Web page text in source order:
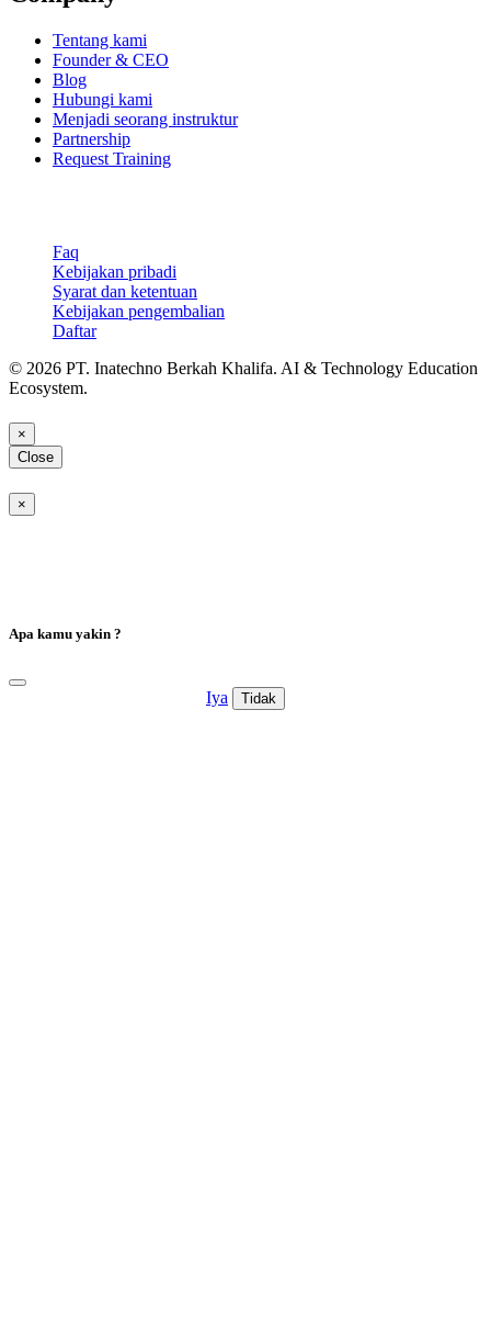
Tentang kami
Founder & CEO
Blog
Hubungi kami
Menjadi seorang instruktur
Partnership
Request Training
Faq
Kebijakan pribadi
Syarat dan ketentuan
Kebijakan pengembalian
Daftar
© 2026 PT. Inatechno Berkah Khalifa. AI & Technology Education
Ecosystem.
×
Close
×
Apa kamu yakin ?
Iya Tidak